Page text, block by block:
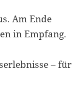
Am Ende
in Empfang.
– für